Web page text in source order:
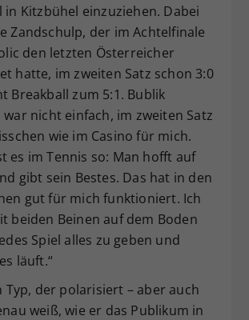
in Kitzbühel einzuziehen. Dabei
Zandschulp, der im Achtelfinale
den letzten Österreicher
hatte, im zweiten Satz schon 3:0
Breakball zum 5:1. Bublik
war nicht einfach, im zweiten Satz
wie im Casino für mich.
es im Tennis so: Man hofft auf
gibt sein Bestes. Das hat in den
gut für mich funktioniert. Ich
beiden Beinen auf dem Boden
Spiel alles zu geben und
läuft.“
Typ, der polarisiert – aber auch
weiß, wie er das Publikum in